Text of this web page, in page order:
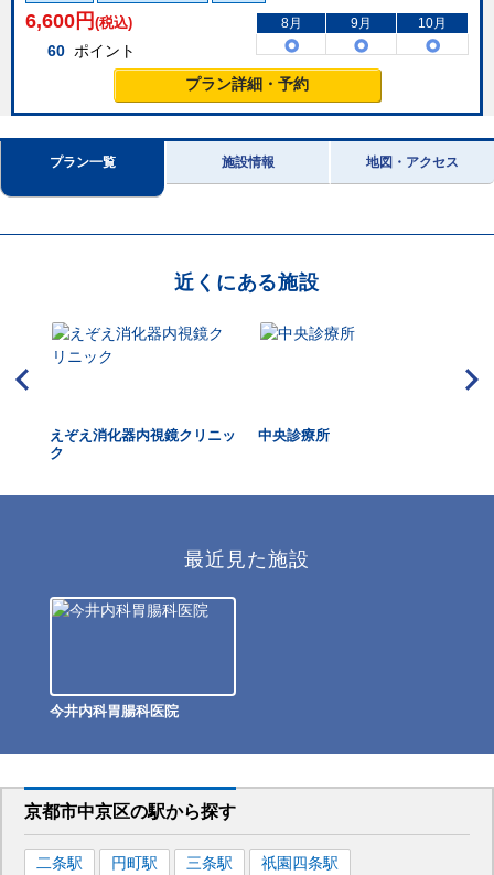
6,600 円 (税込)
60 ポイント
8月 9月 10月
プラン詳細・予約
プラン一覧 施設情報 地図・アクセス
近くにある施設
えぞえ消化器内視鏡クリニッ
ク
中央診療所
最近見た施設
今井内科胃腸科医院
京都市中京区の駅から探す
二条駅 円町駅 三条駅 祇園四条駅